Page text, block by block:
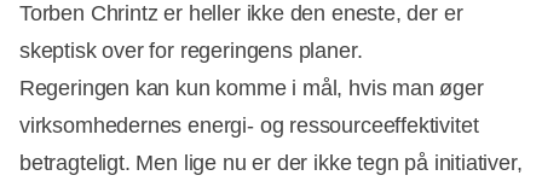
Torben Chrintz er heller ikke den eneste, der er
skeptisk over for regeringens planer.
Regeringen kan kun komme i mål, hvis man øger
virksomhedernes energi- og ressourceeffektivitet
betragteligt. Men lige nu er der ikke tegn på initiativer,